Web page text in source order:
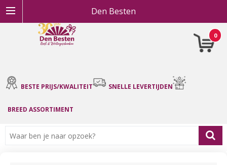
Den Besten
0
BESTE PRIJS/KWALITEIT SNELLE LEVERTIJDEN
BREED ASSORTIMENT